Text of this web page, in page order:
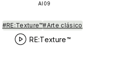
AI09
#RE:Texture™#Arte clásico
RE:Texture™